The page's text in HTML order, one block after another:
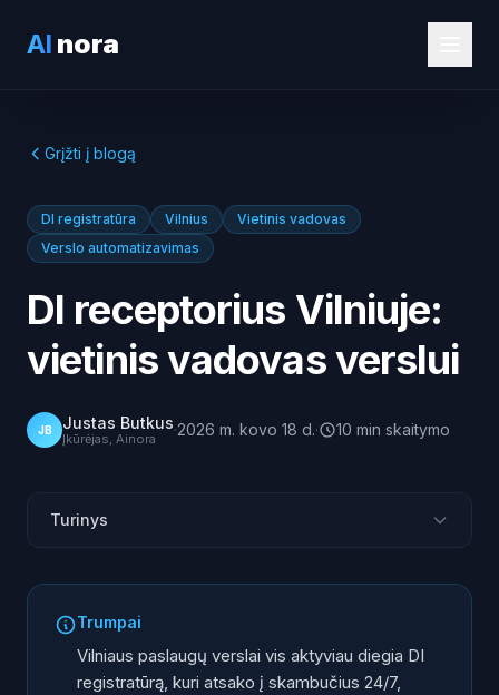
AI nora
Grįžti į blogą
DI registratūra Vilnius
Vietinis vadovas
Verslo automatizavimas
DI receptorius Vilniuje:
vietinis vadovas verslui
JB Justas Butkus
Įkūrėjas, Ainora ·2026 m. kovo 18 d.· 10 min skaitymo
Turinys
Kas Vilniuje jau naudoja
Kaip tai veikia praktiškai
Trumpai
Vilniaus paslaugų verslai vis aktyviau diegia DI
registratūrą, kuri atsako į skambučius 24/7,